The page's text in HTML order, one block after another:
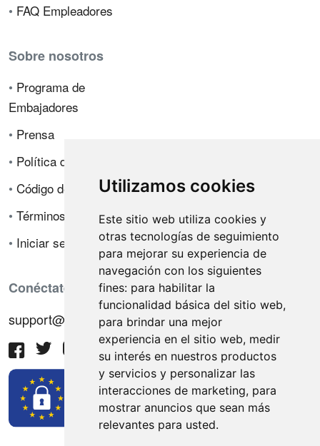
Utilizamos cookies
Este sitio web utiliza cookies y
otras tecnologías de seguimiento
para mejorar su experiencia de
navegación con los siguientes
fines: para habilitar la
funcionalidad básica del sitio web,
para brindar una mejor
experiencia en el sitio web, medir
su interés en nuestros productos
y servicios y personalizar las
interacciones de marketing, para
mostrar anuncios que sean más
relevantes para usted.
• FAQ Empleadores
Sobre nosotros
• Programa de
Embajadores
• Prensa
• Política de privacidad
• Código de ética
• Términos de venta
• Iniciar sesión
Conéctate con nosotros
support@hiringnotes.com